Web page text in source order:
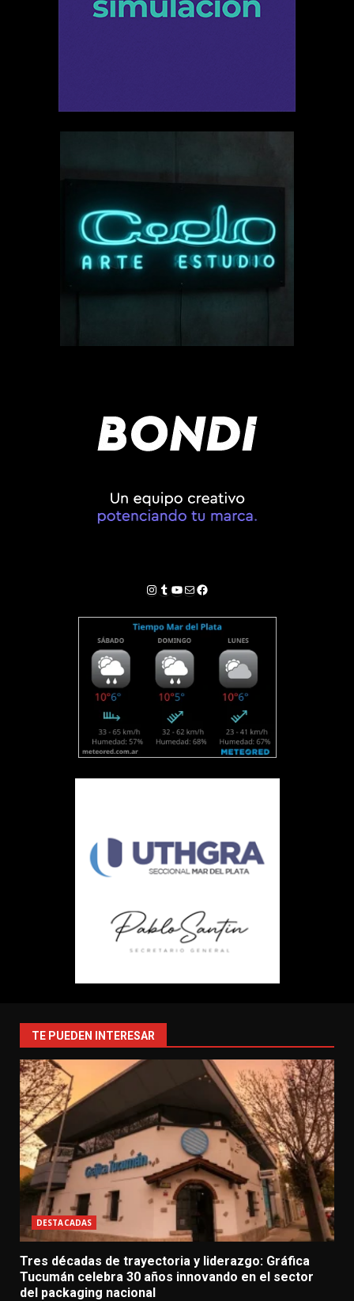
Instagram
Tumblr
YouTube
Correo electrónico
Facebook
TE PUEDEN INTERESAR
DESTACADAS
Tres décadas de trayectoria y liderazgo: Gráfica
Tucumán celebra 30 años innovando en el sector
del packaging nacional